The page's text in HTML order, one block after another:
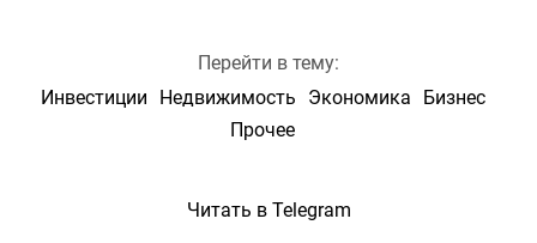
Перейти в тему:
Инвестиции
Недвижимость Экономика
Бизнес
Прочее
Читать в Telegram